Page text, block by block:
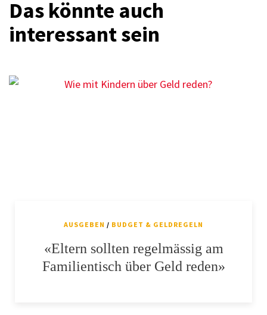
Das könnte auch
interessant sein
AUSGEBEN / BUDGET & GELDREGELN
«Eltern sollten regelmässig am
Familientisch über Geld reden»